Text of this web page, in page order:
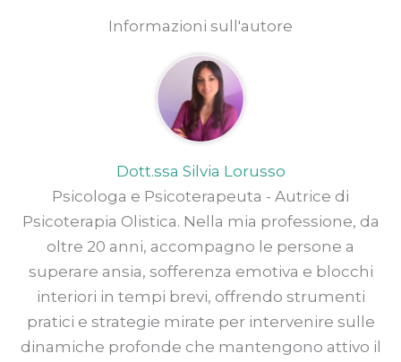
Informazioni sull'autore
Dott.ssa Silvia Lorusso
Psicologa e Psicoterapeuta - Autrice di
Psicoterapia Olistica. Nella mia professione, da
oltre 20 anni, accompagno le persone a
superare ansia, sofferenza emotiva e blocchi
interiori in tempi brevi, offrendo strumenti
pratici e strategie mirate per intervenire sulle
dinamiche profonde che mantengono attivo il